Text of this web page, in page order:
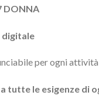
DONNA
digitale
per ogni
tutte le esigenze di